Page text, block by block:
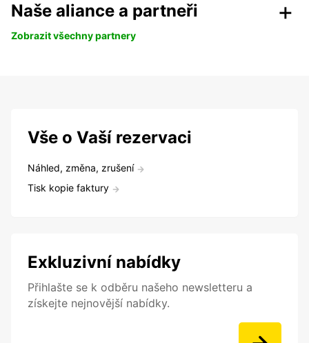
Naše aliance a partneři
Zobrazit všechny partnery
Vše o Vaší rezervaci
Náhled, změna, zrušení
Tisk kopie faktury
Exkluzivní nabídky
Přihlašte se k odběru našeho newsletteru a
získejte nejnovější nabídky.